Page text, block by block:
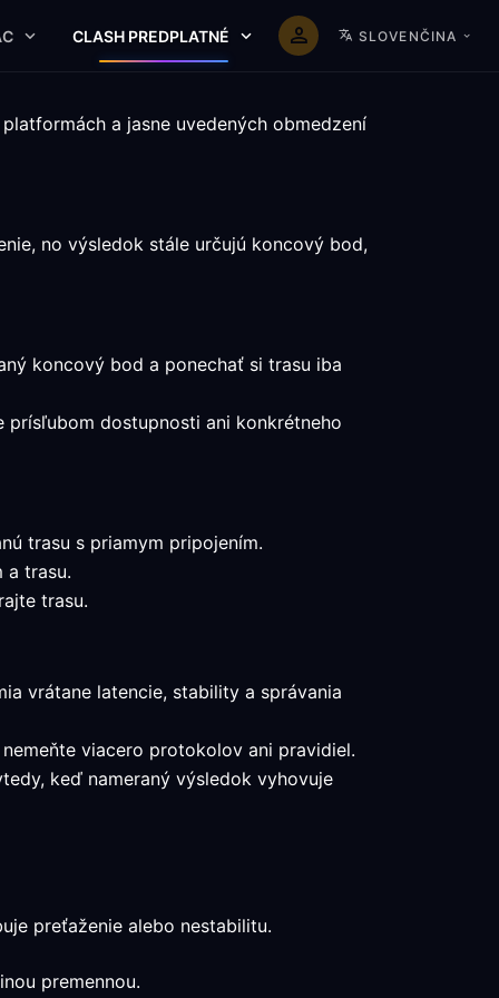
CLASH PREDPLATNÉ SLOVENČINA
a jasne uvedených obmedzení
no výsledok stále určujú koncový bod,
koncový bod a ponechať si trasu iba
prísľubom dostupnosti ani konkrétneho
trasu s priamym pripojením.
a trasu.
trasu.
vrátane latencie, stability a správania
viacero protokolov ani pravidiel.
keď nameraný výsledok vyhovuje
preťaženie alebo nestabilitu.
premennou.